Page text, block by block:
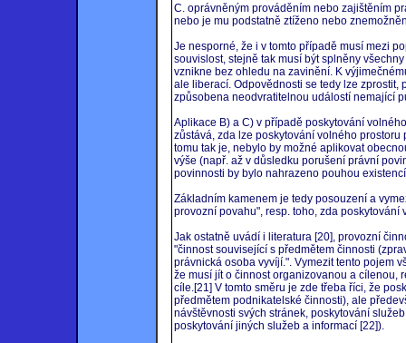
C. oprávněným prováděním nebo zajištěním
nebo je mu podstatně ztíženo nebo
Je nesporné, že i v tomto případě musí mezi
souvislost, stejně tak musí být splněny
vznikne bez ohledu na zavinění. K
ale liberací. Odpovědnosti se tedy lze
způsobena neodvratitelnou událostí nemající
Aplikace B) a C) v případě poskytování
zůstává, zda lze poskytování volného
tomu tak je, nebylo by možné aplikovat
výše (např. až v důsledku porušení právní
povinnosti by bylo nahrazeno pouhou
Základním kamenem je tedy posouzení a
provozní povahu", resp. toho, zda
Jak ostatně uvádí i literatura [20], provozní
"činnost související s předmětem činnosti
právnická osoba vyvíjí.". Vymezit tento pojem
že musí jít o činnost organizovanou a cílenou,
cíle.[21] V tomto směru je zde třeba říci, že
předmětem podnikatelské činnosti), ale
návštěvnosti svých stránek, poskytování
poskytování jiných služeb a informací [22]).